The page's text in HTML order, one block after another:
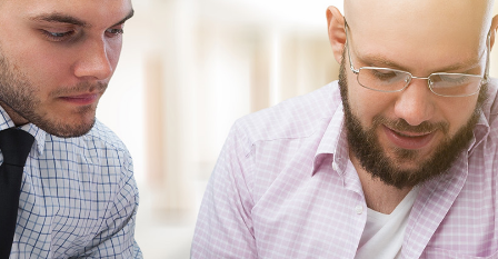
Home
Vakgebieden
Actueel
Producten
Opleidingen